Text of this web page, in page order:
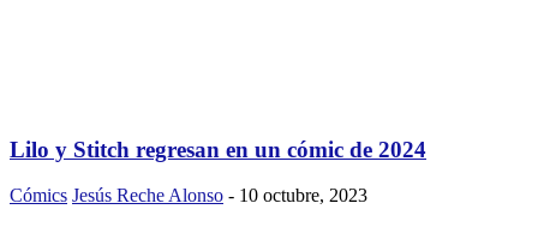
Lilo y Stitch regresan en un cómic de 2024
Cómics Jesús Reche Alonso - 10 octubre, 2023